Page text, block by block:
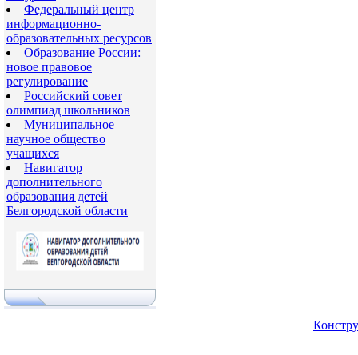
Федеральный центр
информационно-
образовательных ресурсов
Образование России:
новое правовое
регулирование
Российский совет
олимпиад школьников
Муниципальное
научное общество
учащихся
Навигатор
дополнительного
образования детей
Белгородской области